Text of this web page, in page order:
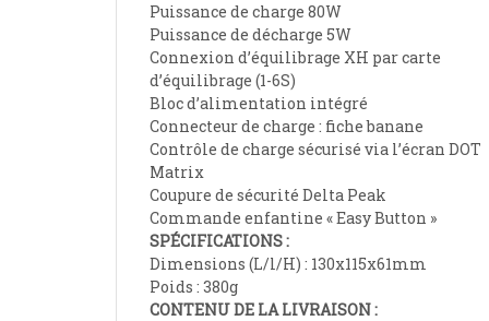
Puissance de charge 80W
Puissance de décharge 5W
Connexion d’équilibrage XH par carte
d’équilibrage (1-6S)
Bloc d’alimentation intégré
Connecteur de charge : fiche banane
Contrôle de charge sécurisé via l’écran DOT
Matrix
Coupure de sécurité Delta Peak
Commande enfantine « Easy Button »
SPÉCIFICATIONS :
Dimensions (L/l/H) : 130x115x61mm
Poids : 380g
CONTENU DE LA LIVRAISON :